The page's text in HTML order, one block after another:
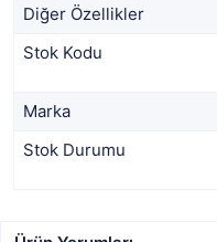
Diğer Özellikler
Stok Kodu
Marka
Stok Durumu